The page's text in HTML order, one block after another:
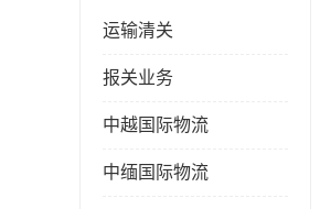
运输清关
报关业务
中越国际物流
中缅国际物流